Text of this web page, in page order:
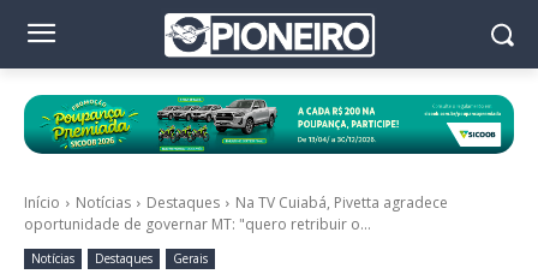
Início Notícias Destaques
Na TV Cuiabá, Pivetta agradece
oportunidade de governar MT: "quero retribuir o...
Notícias Destaques Gerais